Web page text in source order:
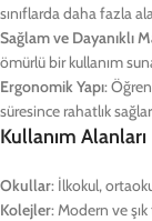
sınıflarda daha fazla
Sağlam ve Dayanıklı
ömürlü bir kullanım
Ergonomik Yapı:
süresince rahatlık
Kullanım Alanları
Okullar: İlkokul,
Kolejler: Modern ve